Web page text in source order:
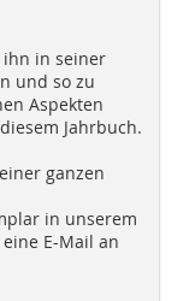
ihn in seiner
und so zu
Aspekten
Jahrbuch.
ganzen
in unserem
E-Mail an